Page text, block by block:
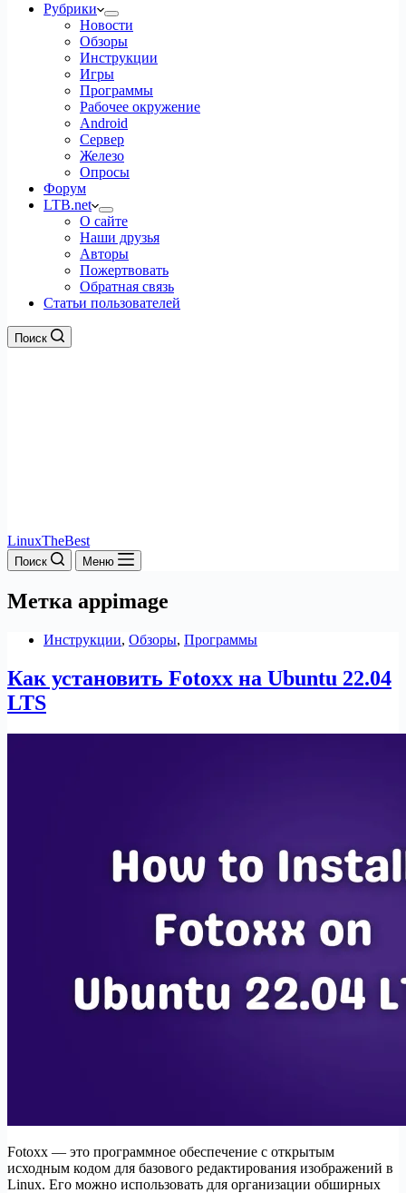
Рубрики
Новости
Обзоры
Инструкции
Игры
Программы
Рабочее окружение
Android
Сервер
Железо
Опросы
Форум
LTB.net
О сайте
Наши друзья
Авторы
Пожертвовать
Обратная связь
Статьи пользователей
Поиск
LinuxTheBest
Поиск Меню
Метка appimage
Инструкции, Обзоры, Программы
Как установить Fotoxx на Ubuntu 22.04
LTS
Fotoxx — это программное обеспечение с открытым
исходным кодом для базового редактирования изображений в
Linux. Его можно использовать для организации обширных